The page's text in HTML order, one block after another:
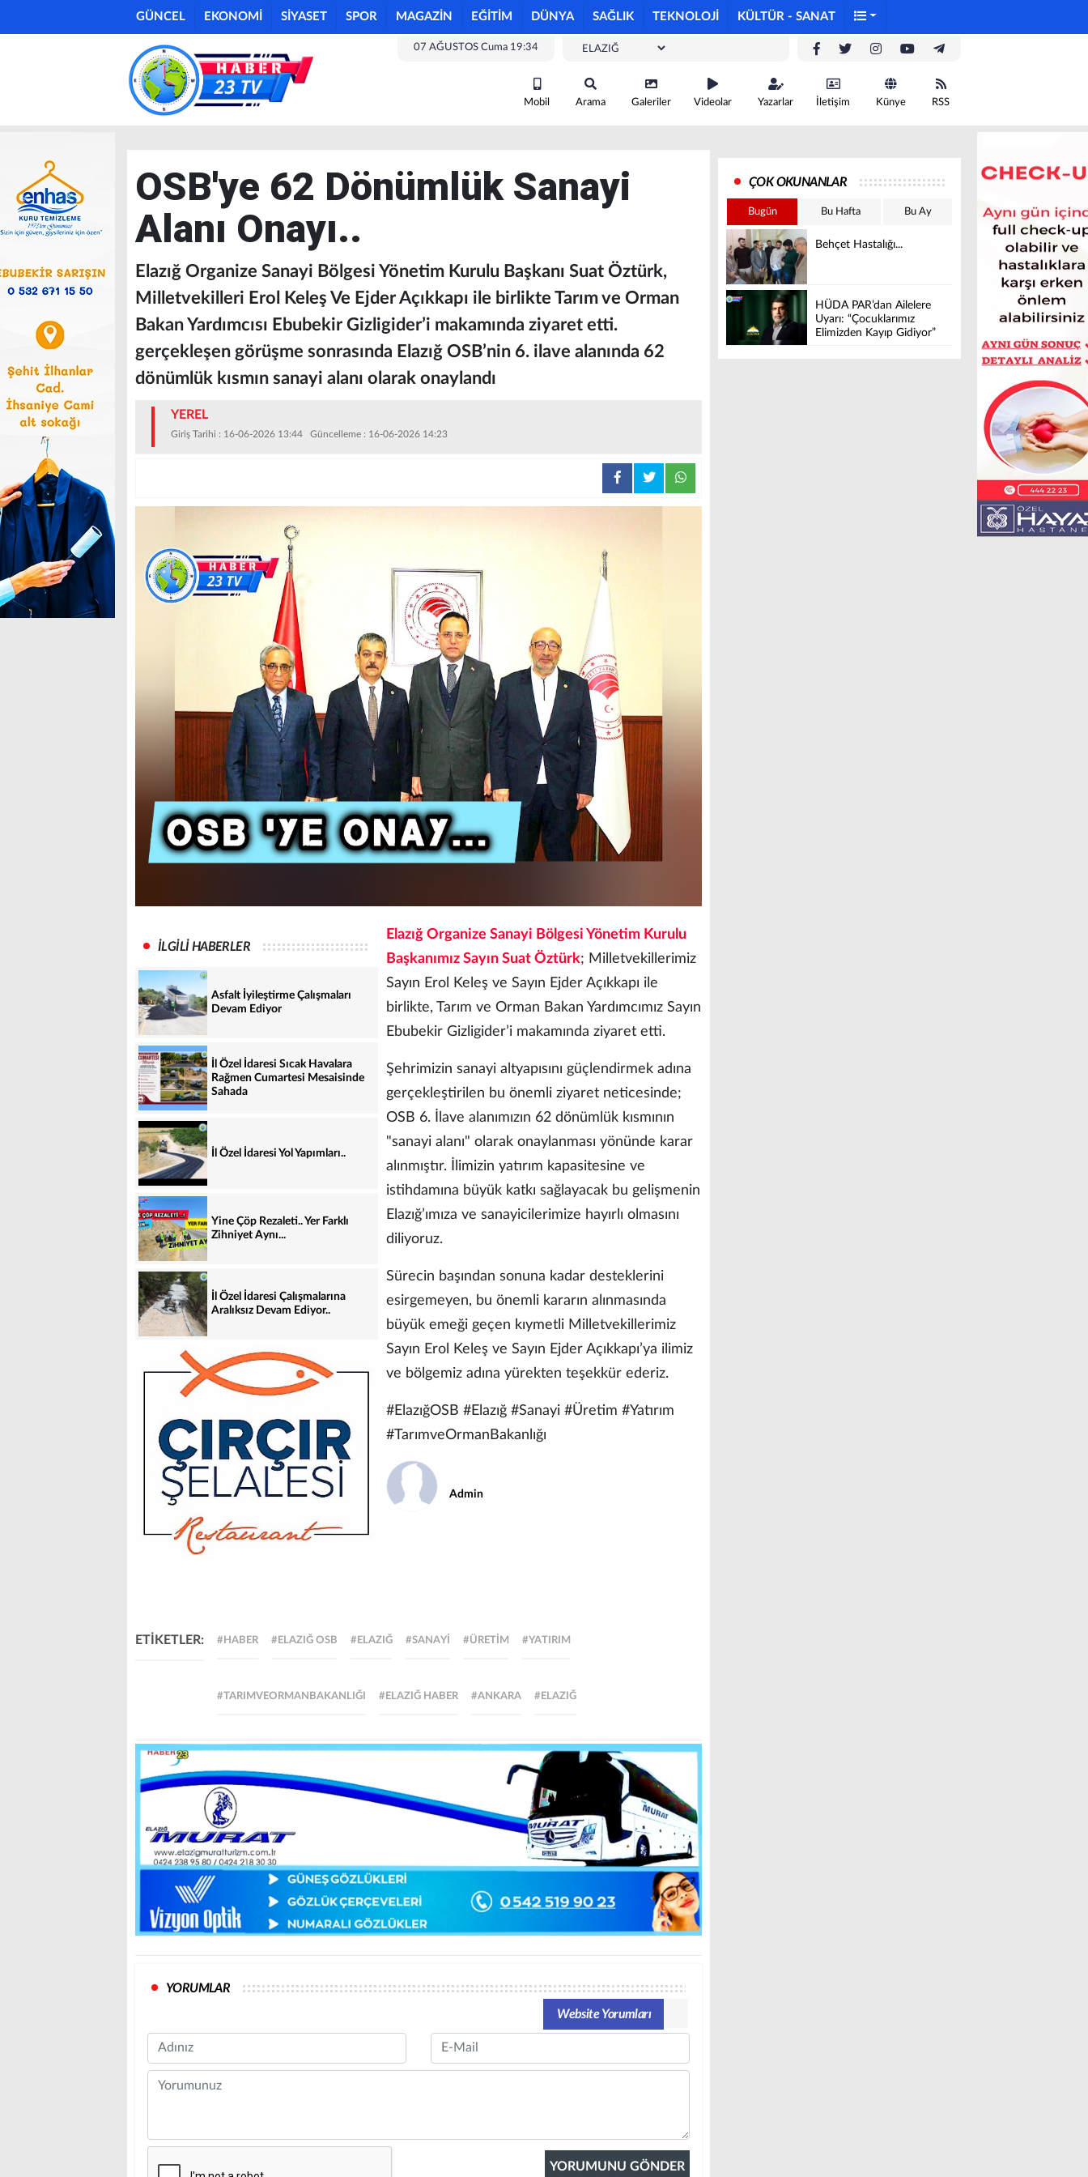
GÜNCEL EKONOMİ SİYASET SPOR MAGAZİN EĞİTİM DÜNYA SAĞLIK TEKNOLOJİ KÜLTÜR - SANAT
07 AĞUSTOS Cuma 19:34
Mobil Arama Galeriler Videolar Yazarlar İletişim Künye RSS
OSB'ye 62 Dönümlük Sanayi
Alanı Onayı..
Elazığ Organize Sanayi Bölgesi Yönetim Kurulu Başkanı Suat Öztürk,
Milletvekilleri Erol Keleş Ve Ejder Açıkkapı ile birlikte Tarım ve Orman
Bakan Yardımcısı Ebubekir Gizligider’i makamında ziyaret etti.
gerçekleşen görüşme sonrasında Elazığ OSB’nin 6. ilave alanında 62
dönümlük kısmın sanayi alanı olarak onaylandı
YEREL
Giriş Tarihi : 16-06-2026 13:44 Güncelleme : 16-06-2026 14:23
İLGİLİ HABERLER
Asfalt İyileştirme Çalışmaları
Devam Ediyor
İl Özel İdaresi Sıcak Havalara
Rağmen Cumartesi Mesaisinde
Sahada
İl Özel İdaresi Yol Yapımları..
Yine Çöp Rezaleti.. Yer Farklı
Zihniyet Aynı...
İl Özel İdaresi Çalışmalarına
Aralıksız Devam Ediyor..
Elazığ Organize Sanayi Bölgesi Yönetim Kurulu
Başkanımız Sayın Suat Öztürk; Milletvekillerimiz
Sayın Erol Keleş ve Sayın Ejder Açıkkapı ile
birlikte, Tarım ve Orman Bakan Yardımcımız Sayın
Ebubekir Gizligider’i makamında ziyaret etti.
Şehrimizin sanayi altyapısını güçlendirmek adına
gerçekleştirilen bu önemli ziyaret neticesinde;
OSB 6. İlave alanımızın 62 dönümlük kısmının
"sanayi alanı" olarak onaylanması yönünde karar
alınmıştır. İlimizin yatırım kapasitesine ve
istihdamına büyük katkı sağlayacak bu gelişmenin
Elazığ’ımıza ve sanayicilerimize hayırlı olmasını
diliyoruz.
Sürecin başından sonuna kadar desteklerini
esirgemeyen, bu önemli kararın alınmasında
büyük emeği geçen kıymetli Milletvekillerimiz
Sayın Erol Keleş ve Sayın Ejder Açıkkapı’ya ilimiz
ve bölgemiz adına yürekten teşekkür ederiz.
#ElazığOSB #Elazığ #Sanayi #Üretim #Yatırım
#TarımveOrmanBakanlığı
Admin
ETİKETLER: #HABER #ELAZIĞ OSB #ELAZIĞ #SANAYI #ÜRETIM #YATIRIM
#TARIMVEORMANBAKANLIĞI #ELAZIĞ HABER #ANKARA #ELAZIĞ
YORUMLAR
Website Yorumları
Name Email
Comment
ÇOK OKUNANLAR
Bugün Bu Hafta Bu Ay
Behçet Hastalığı...
HÜDA PAR’dan Ailelere
Uyarı: “Çocuklarımız
Elimizden Kayıp Gidiyor”